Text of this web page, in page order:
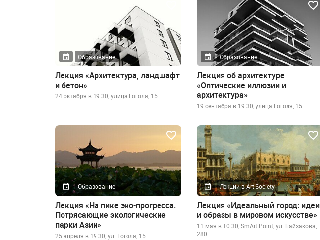
Образование
Лекция «Архитектура, ландшафт
и бетон»
24 октября в 19:30, улица Гоголя, 15
Образование
Лекция об архитектуре
«Оптические иллюзии и
архитектура»
19 сентября в 19:30, улица Гоголя, 15
Образование
Лекция «На пике эко-прогресса.
Потрясающие экологические
парки Азии»
25 апреля в 19:30, ул. Гоголя, 15
Лекции в Art Society
Лекция «Идеальный город: идеи
и образы в мировом искусстве»
11 мая в 10:30, SmArt.Point, ул. Байзакова,
280